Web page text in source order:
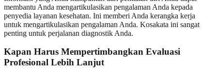
membantu Anda mengartikulasikan pengalaman Anda kepada
penyedia layanan kesehatan. Ini memberi Anda kerangka kerja
untuk mengartikulasikan pengalaman Anda. Kosakata ini sangat
penting untuk perjalanan diagnostik Anda.
Kapan Harus Mempertimbangkan Evaluasi
Profesional Lebih Lanjut